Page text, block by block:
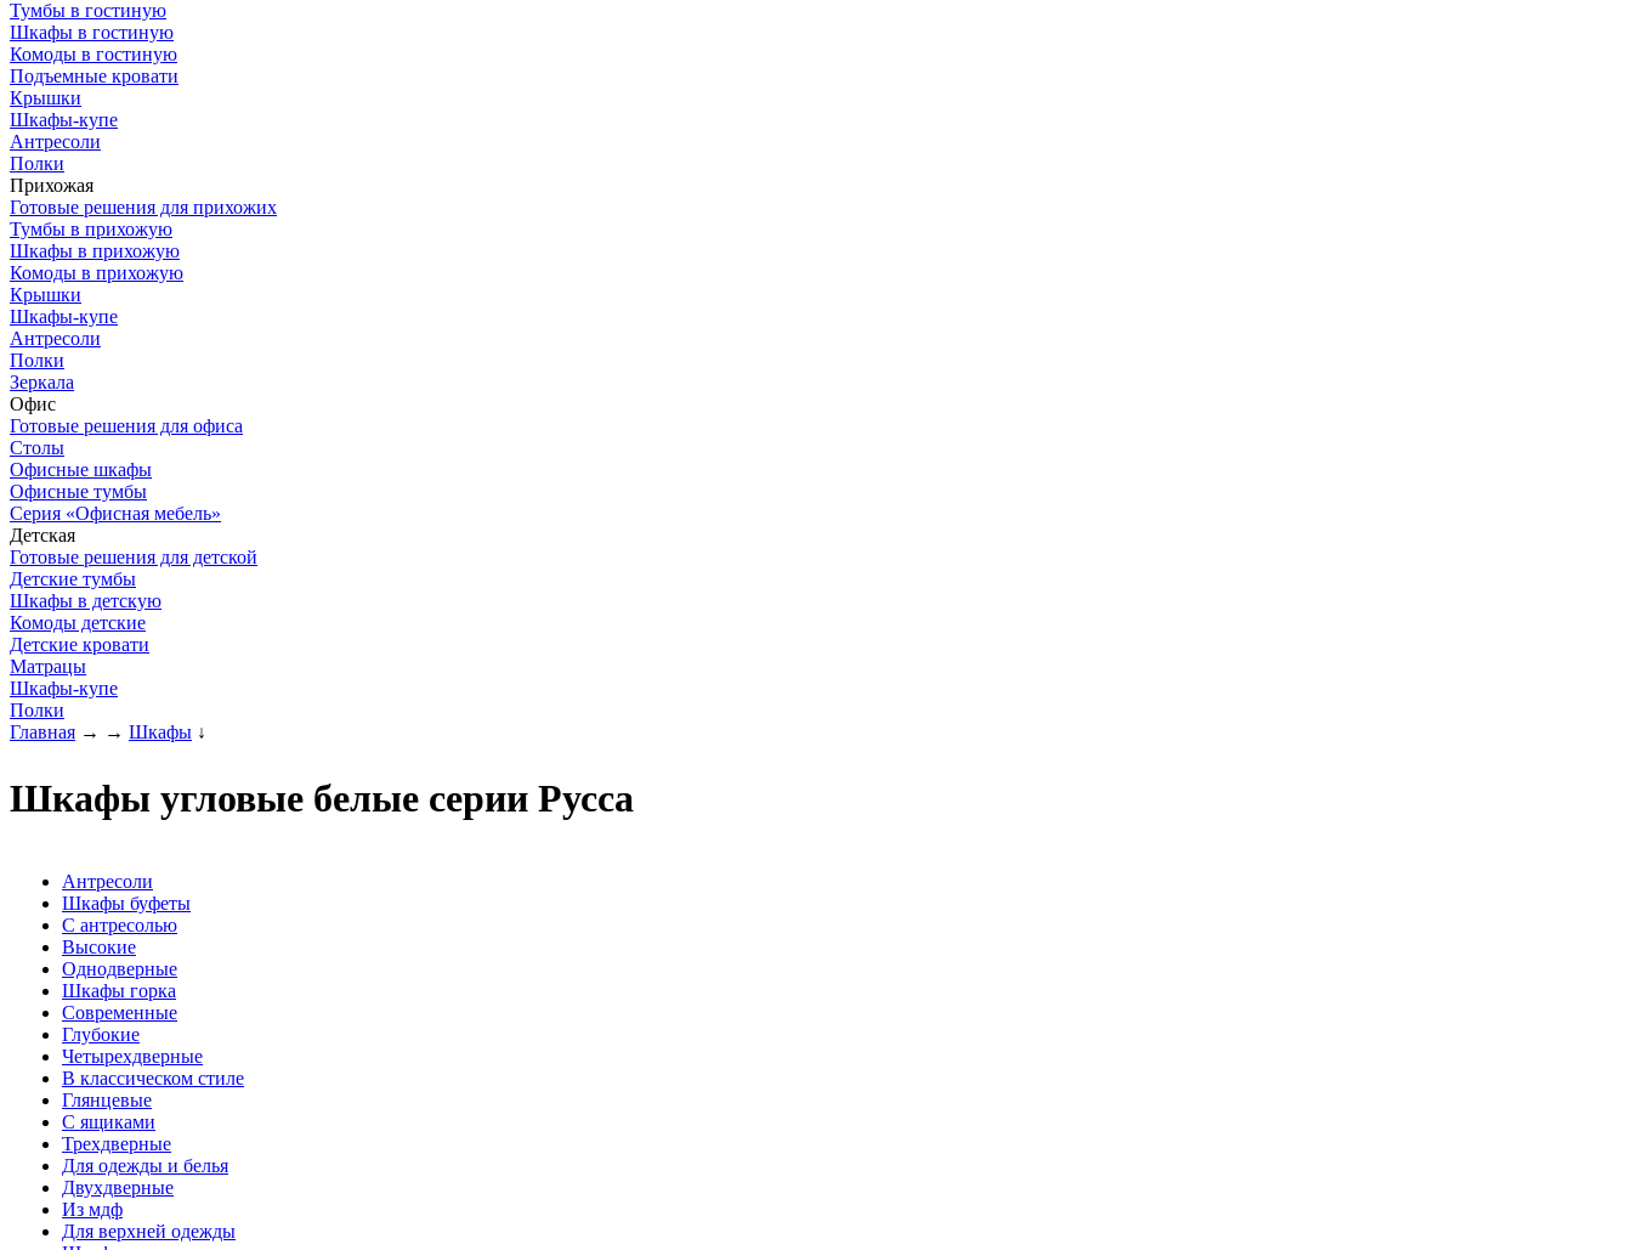
Тумбы в гостиную
Шкафы в гостиную
Комоды в гостиную
Подъемные кровати
Крышки
Шкафы-купе
Антресоли
Полки
Прихожая
Готовые решения для прихожих
Тумбы в прихожую
Шкафы в прихожую
Комоды в прихожую
Крышки
Шкафы-купе
Антресоли
Полки
Зеркала
Офис
Готовые решения для офиса
Столы
Офисные шкафы
Офисные тумбы
Серия «Офисная мебель»
Детская
Готовые решения для детской
Детские тумбы
Шкафы в детскую
Комоды детские
Детские кровати
Матрацы
Шкафы-купе
Полки
Главная → → Шкафы ↓
Шкафы угловые белые серии Русса
Антресоли
Шкафы буфеты
С антресолью
Высокие
Однодверные
Шкафы горка
Современные
Глубокие
Четырехдверные
В классическом стиле
Глянцевые
С ящиками
Трехдверные
Для одежды и белья
Двухдверные
Из мдф
Для верхней одежды